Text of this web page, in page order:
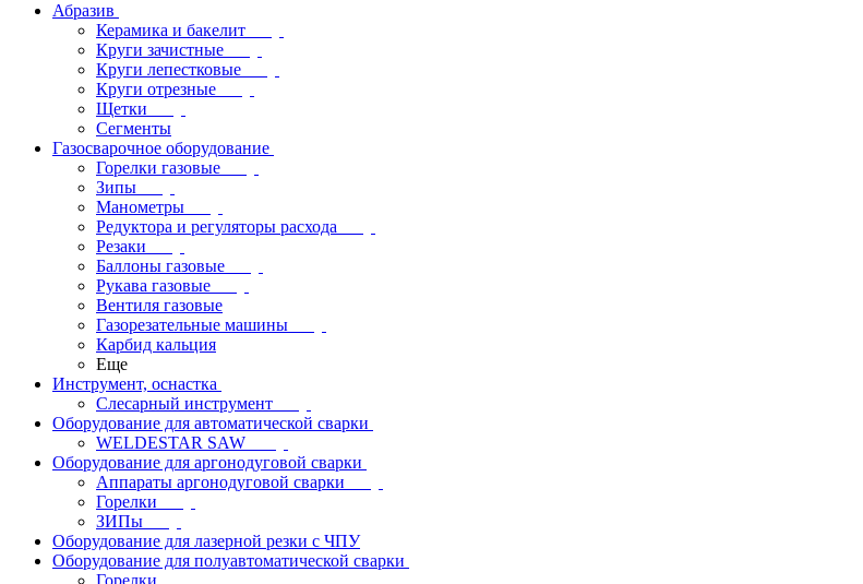
Абразив
Керамика и бакелит
Круги зачистные
Круги лепестковые
Круги отрезные
Щетки
Сегменты
Газосварочное оборудование
Горелки газовые
Зипы
Манометры
Редуктора и регуляторы расхода
Резаки
Баллоны газовые
Рукава газовые
Вентиля газовые
Газорезательные машины
Карбид кальция
Еще
Инструмент, оснастка
Слесарный инструмент
Оборудование для автоматической сварки
WELDESTAR SAW
Оборудование для аргонодуговой сварки
Аппараты аргонодуговой сварки
Горелки
ЗИПы
Оборудование для лазерной резки с ЧПУ
Оборудование для полуавтоматической сварки
Горелки